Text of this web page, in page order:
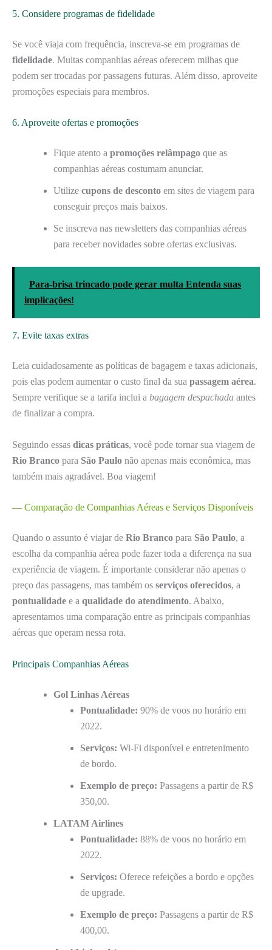
5. Considere programas de fidelidade
Se você viaja com frequência, inscreva-se em programas de
fidelidade. Muitas companhias aéreas oferecem milhas que
podem ser trocadas por passagens futuras. Além disso, aproveite
promoções especiais para membros.
6. Aproveite ofertas e promoções
Fique atento a promoções relâmpago que as
companhias aéreas costumam anunciar.
Utilize cupons de desconto em sites de viagem para
conseguir preços mais baixos.
Se inscreva nas newsletters das companhias aéreas
para receber novidades sobre ofertas exclusivas.
Para-brisa trincado pode gerar multa Entenda suas
implicações!
7. Evite taxas extras
Leia cuidadosamente as políticas de bagagem e taxas adicionais,
pois elas podem aumentar o custo final da sua passagem aérea.
Sempre verifique se a tarifa inclui a bagagem despachada antes
de finalizar a compra.
Seguindo essas dicas práticas, você pode tornar sua viagem de
Rio Branco para São Paulo não apenas mais econômica, mas
também mais agradável. Boa viagem!
— Comparação de Companhias Aéreas e Serviços Disponíveis
Quando o assunto é viajar de Rio Branco para São Paulo, a
escolha da companhia aérea pode fazer toda a diferença na sua
experiência de viagem. É importante considerar não apenas o
preço das passagens, mas também os serviços oferecidos, a
pontualidade e a qualidade do atendimento. Abaixo,
apresentamos uma comparação entre as principais companhias
aéreas que operam nessa rota.
Principais Companhias Aéreas
Gol Linhas Aéreas
Pontualidade: 90% de voos no horário em
2022.
Serviços: Wi-Fi disponível e entretenimento
de bordo.
Exemplo de preço: Passagens a partir de R$
350,00.
LATAM Airlines
Pontualidade: 88% de voos no horário em
2022.
Serviços: Oferece refeições a bordo e opções
de upgrade.
Exemplo de preço: Passagens a partir de R$
400,00.